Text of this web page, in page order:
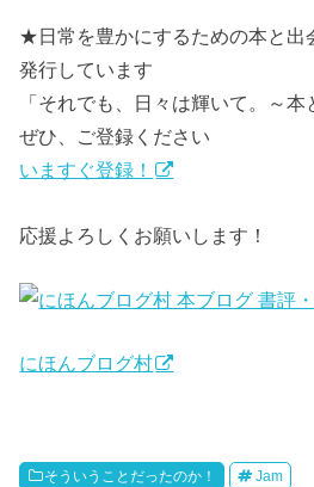
★日常を豊かにするための本と
発行しています
「それでも、日々は輝いて。～本
ぜひ、ご登録ください
いますぐ登録！
応援よろしくお願いします！
にほんブログ村
そういうことだったのか！ Jam